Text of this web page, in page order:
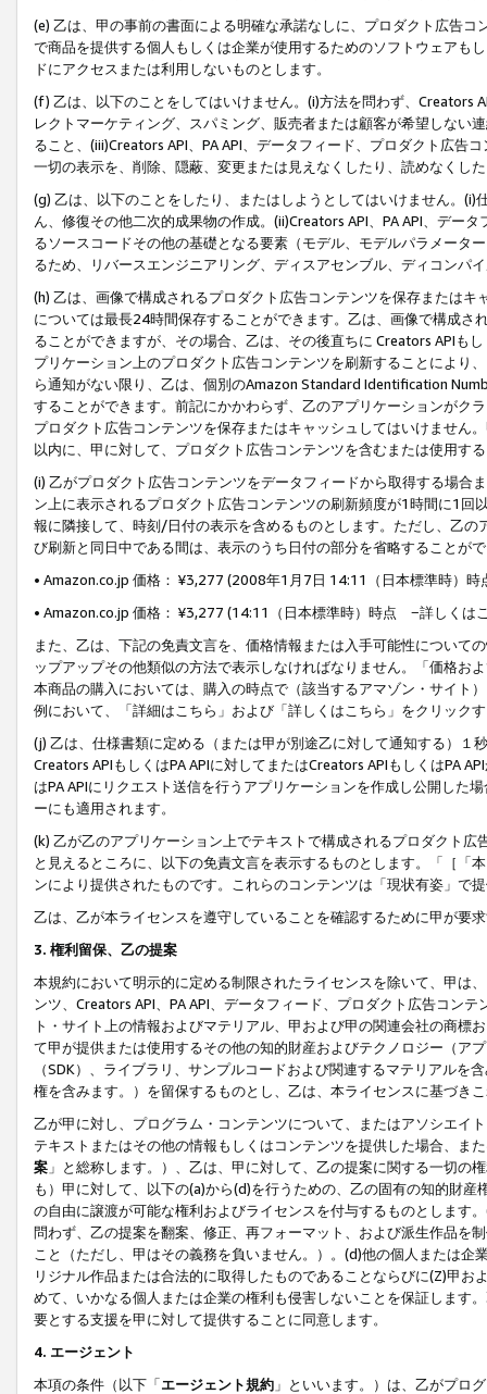
(e) 乙は、甲の事前の書面による明確な承諾なしに、プロダクト広告
で商品を提供する個人もしくは企業が使用するためのソフトウェアも
ドにアクセスまたは利用しないものとします。
(f) 乙は、以下のことをしてはいけません。(i)方法を問わず、Creators
レクトマーケティング、スパミング、販売者または顧客が希望しない
ること、(iii)Creators API、PA API、データフィード、プロダクト広告
一切の表示を、削除、隠蔽、変更または見えなくしたり、読めなくし
(g) 乙は、以下のことをしたり、またはしようとしてはいけません。
ん、修復その他二次的成果物の作成。(ii)Creators API、PA API、デー
るソースコードその他の基礎となる要素（モデル、モデルパラメータ
るため、リバースエンジニアリング、ディスアセンブル、ディコンパ
(h) 乙は、画像で構成されるプロダクト広告コンテンツを保存または
については最長24時間保存することができます。乙は、画像で構成
ることができますが、その場合、乙は、その後直ちに Creators APIも
プリケーション上のプロダクト広告コンテンツを刷新することにより
ら通知がない限り、乙は、個別のAmazon Standard Identification
することができます。前記にかかわらず、乙のアプリケーションがク
プロダクト広告コンテンツを保存またはキャッシュしてはいけません
以内に、甲に対して、プロダクト広告コンテンツを含むまたは使用す
(i) 乙がプロダクト広告コンテンツをデータフィードから取得する場合
ン上に表示されるプロダクト広告コンテンツの刷新頻度が1時間に1
報に隣接して、時刻/日付の表示を含めるものとします。ただし、乙
び刷新と同日中である間は、表示のうち日付の部分を省略することが
• Amazon.co.jp 価格： ¥3,277 (2008年1月7日 14:11（日本標準時）
• Amazon.co.jp 価格： ¥3,277 (14:11（日本標準時）時点 −詳しくは
また、乙は、下記の免責文言を、価格情報または入手可能性について
ップアップその他類似の方法で表示しなければなりません。「価格
本商品の購入においては、購入の時点で（該当するアマゾン・サイト
例において、「詳細はこちら」および「詳しくはこちら」をクリック
(j) 乙は、仕様書類に定める（または甲が別途乙に対して通知する）
Creators APIもしくはPA APIに対してまたはCreators APIもしくはPA
はPA APIにリクエスト送信を行うアプリケーションを作成し公開した
ーにも適用されます。
(k) 乙が乙のアプリケーション上でテキストで構成されるプロダクト
と見えるところに、以下の免責文言を表示するものとします。「［「
ンにより提供されたものです。これらのコンテンツは「現状有姿」で
乙は、乙が本ライセンスを遵守していることを確認するために甲が要
3. 権利留保、乙の提案
本規約において明示的に定める制限されたライセンスを除いて、甲は
ンツ、Creators API、PA API、データフィード、プロダクト広告コン
ト・サイト上の情報およびマテリアル、甲および甲の関連会社の商
て甲が提供または使用するその他の知的財産およびテクノロジー（ア
（SDK）、ライブラリ、サンプルコードおよび関連するマテリアル
権を含みます。）を留保するものとし、乙は、本ライセンスに基づき
乙が甲に対し、プログラム・コンテンツについて、またはアソシエイ
テキストまたはその他の情報もしくはコンテンツを提供した場合、ま
案 」と総称します。）、乙は、甲に対して、乙の提案に関する一切
も）甲に対して、以下の(a)から(d)を行うための、乙の固有の知的財
の自由に譲渡が可能な権利およびライセンスを付与するものとします
問わず、乙の提案を翻案、修正、再フォーマット、および派生作品を
こと（ただし、甲はその義務を負いません。）。(d)他の個人または
リジナル作品または合法的に取得したものであることならびに(Z)甲
めて、いかなる個人または企業の権利も侵害しないことを保証します
要とする支援を甲に対して提供することに同意します。
4. エージェント
本項の条件（以下「エージェント規約 」といいます。）は、乙がプロ